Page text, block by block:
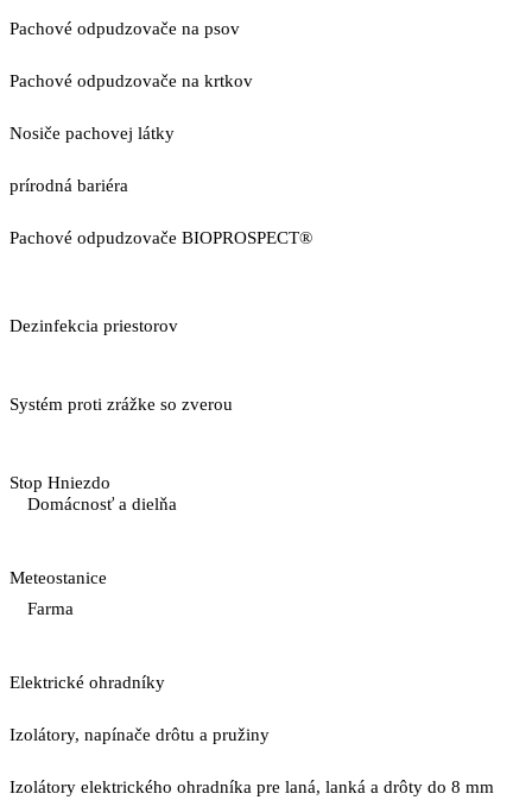
Pachové odpudzovače na psov
Pachové odpudzovače na krtkov
Nosiče pachovej látky
prírodná bariéra
Pachové odpudzovače BIOPROSPECT®
Dezinfekcia priestorov
Systém proti zrážke so zverou
Stop Hniezdo
Domácnosť a dielňa
Meteostanice
Farma
Elektrické ohradníky
Izolátory, napínače drôtu a pružiny
Izolátory elektrického ohradníka pre laná, lanká a drôty do 8 mm